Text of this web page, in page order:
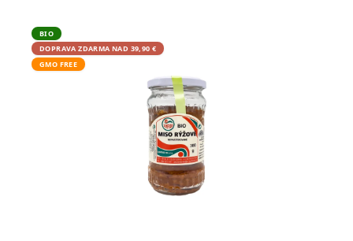
BIO
DOPRAVA ZDARMA NAD 39,90 €
GMO FREE